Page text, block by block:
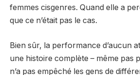
femmes cisgenres. Quand elle a
que ce n’était pas le cas.
Bien sûr, la performance d’aucun
une histoire complète – même pas
n’a pas empêché les gens de